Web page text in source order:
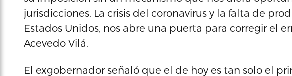
jurisdicciones. La crisis del coronavirus y la falta de
Estados Unidos, nos abre una puerta para corregir el
Acevedo Vilá.
El exgobernador señaló que el de hoy es tan solo el